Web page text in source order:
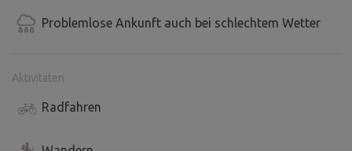
Problemlose Ankunft auch bei schlechtem Wetter
Aktivitäten
Radfahren